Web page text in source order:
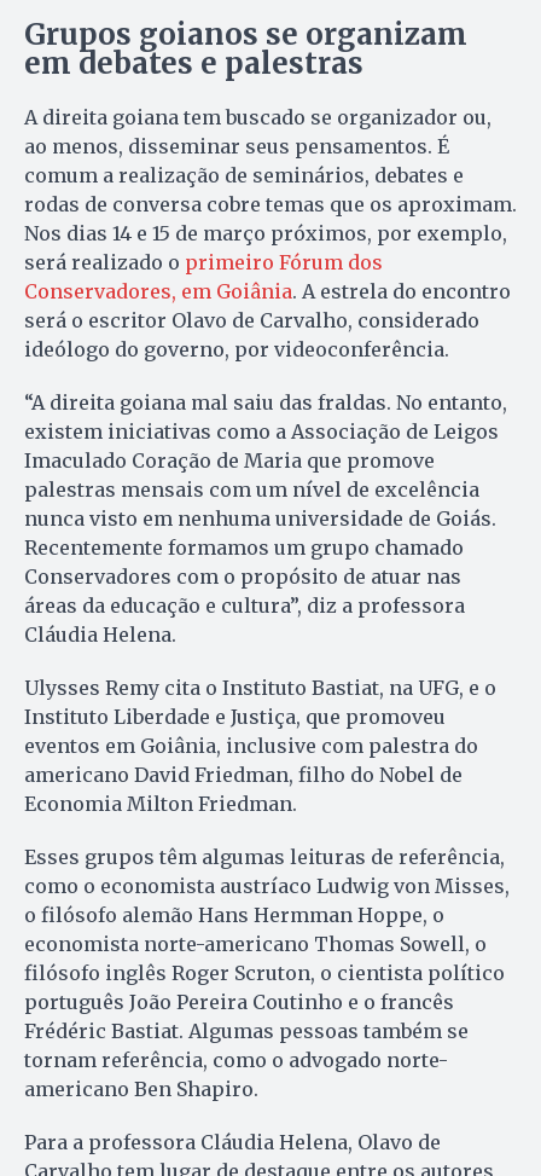
Grupos goianos se organizam
em debates e palestras
A direita goiana tem buscado se organizador ou,
ao menos, disseminar seus pensamentos. É
comum a realização de seminários, debates e
rodas de conversa cobre temas que os aproximam.
Nos dias 14 e 15 de março próximos, por exemplo,
será realizado o primeiro Fórum dos
Conservadores, em Goiânia. A estrela do encontro
será o escritor Olavo de Carvalho, considerado
ideólogo do governo, por videoconferência.
“A direita goiana mal saiu das fraldas. No entanto,
existem iniciativas como a Associação de Leigos
Imaculado Coração de Maria que promove
palestras mensais com um nível de excelência
nunca visto em nenhuma universidade de Goiás.
Recentemente formamos um grupo chamado
Conservadores com o propósito de atuar nas
áreas da educação e cultura”, diz a professora
Cláudia Helena.
Ulysses Remy cita o Instituto Bastiat, na UFG, e o
Instituto Liberdade e Justiça, que promoveu
eventos em Goiânia, inclusive com palestra do
americano David Friedman, filho do Nobel de
Economia Milton Friedman.
Esses grupos têm algumas leituras de referência,
como o economista austríaco Ludwig von Misses,
o filósofo alemão Hans Hermman Hoppe, o
economista norte-americano Thomas Sowell, o
filósofo inglês Roger Scruton, o cientista político
português João Pereira Coutinho e o francês
Frédéric Bastiat. Algumas pessoas também se
tornam referência, como o advogado norte-
americano Ben Shapiro.
Para a professora Cláudia Helena, Olavo de
Carvalho tem lugar de destaque entre os autores